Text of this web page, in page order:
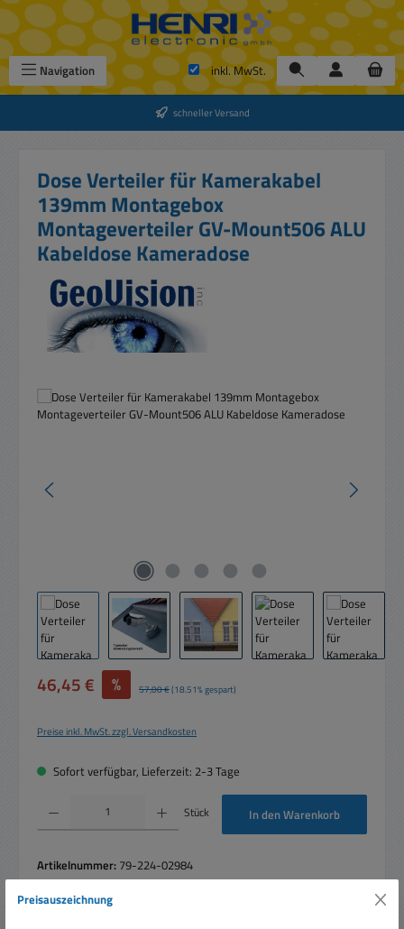
Zum Hauptinhalt springen
Navigation inkl. MwSt.
schneller Versand
Dose Verteiler für Kamerakabel
139mm Montagebox
Montageverteiler GV-Mount506 ALU
Kabeldose Kameradose
Bildergalerie überspringen
Verkaufspreis:
46,45 € % Regulärer Preis:
57,00 €(18.51% gespart)
Preise inkl. MwSt. zzgl. Versandkosten
Sofort verfügbar, Lieferzeit: 2-3 Tage
Produkt Anzahl: Gib den gewünschten Wert ein oder benutze die Schaltflächen um
Stück In den Warenkorb
Artikelnummer: 79-224-02984
Preisauszeichnung